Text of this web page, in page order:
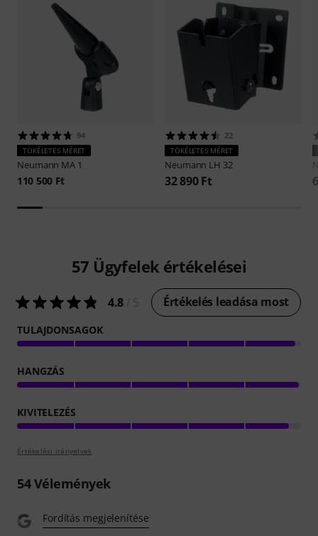
94
TÖKÉLETES MÉRET
Neumann MA 1
110 500 Ft
22
TÖKÉLETES MÉRET
Neumann LH 32
32 890 Ft
57 Ügyfelek értékelései
4.8 Értékelés leadása most
TULAJDONSAGOK
HANGZÁS
KIVITELEZÉS
Értékelési irányelvek
54Vélemények
Fordítás megjelenítése